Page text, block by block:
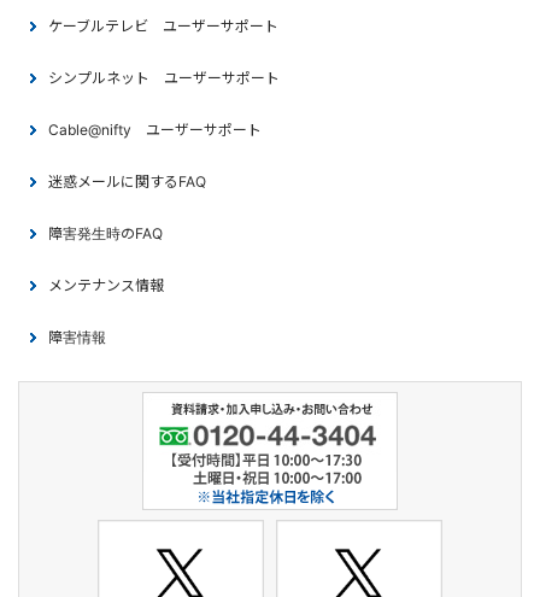
ケーブルテレビ ユーザーサポート
シンプルネット ユーザーサポート
Cable@nifty ユーザーサポート
迷惑メールに関するFAQ
障害発生時のFAQ
メンテナンス情報
障害情報